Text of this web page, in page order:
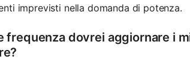
imprevisti nella domanda di potenza.
frequenza dovrei aggiornare i